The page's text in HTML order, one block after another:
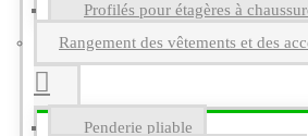
Profilés pour étagères à
Rangement des vêtements et des
Penderie pliable